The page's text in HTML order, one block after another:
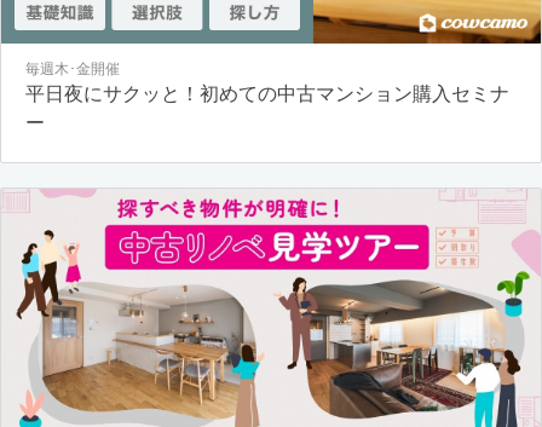
毎週木･金開催
平日夜にサクッと！初めての中古マンション購入セミナ
ー